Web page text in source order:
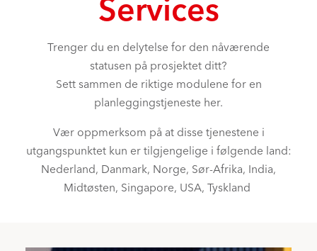
Services
Trenger du en delytelse for den nåværende
statusen på prosjektet ditt?
Sett sammen de riktige modulene for en
planleggingstjeneste her.
Vær oppmerksom på at disse tjenestene i
utgangspunktet kun er tilgjengelige i følgende land:
Nederland, Danmark, Norge, Sør-Afrika, India,
Midtøsten, Singapore, USA, Tyskland